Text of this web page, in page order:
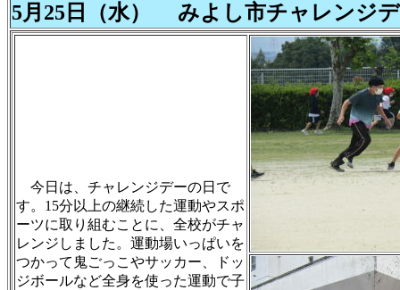
5月25日（水） みよし市チャレンジデ
今日は、チャレンジデーの日で
す。15分以上の継続した運動やスポ
ーツに取り組むことに、全校がチャ
レンジしました。運動場いっぱいを
つかって鬼ごっこやサッカー、ドッ
ジボールなど全身を使った運動で子